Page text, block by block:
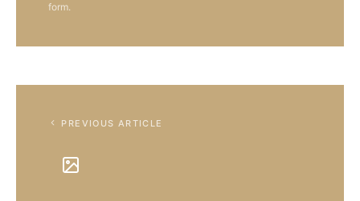
form.
PREVIOUS ARTICLE